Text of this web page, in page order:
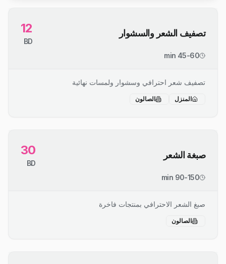
تصفيف الشعر والسشوار 12
BD
45-60 min
تصفيف شعر احترافي وسشوار ولمسات نهائية
المنزل الصالون
صبغة الشعر 30
BD
90-150 min
صبغ الشعر الاحترافي بمنتجات فاخرة
الصالون